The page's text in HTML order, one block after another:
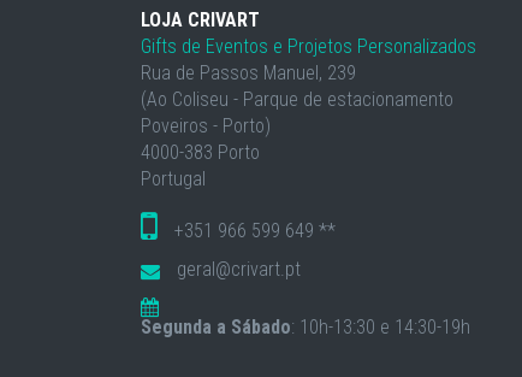
LOJA CRIVART
Gifts de Eventos e Projetos Personalizados
Rua de Passos Manuel, 239
(Ao Coliseu - Parque de estacionamento
Poveiros - Porto)
4000-383 Porto
Portugal
+351 966 599 649 **
geral@crivart.pt
Segunda a Sábado: 10h-13:30 e 14:30-19h